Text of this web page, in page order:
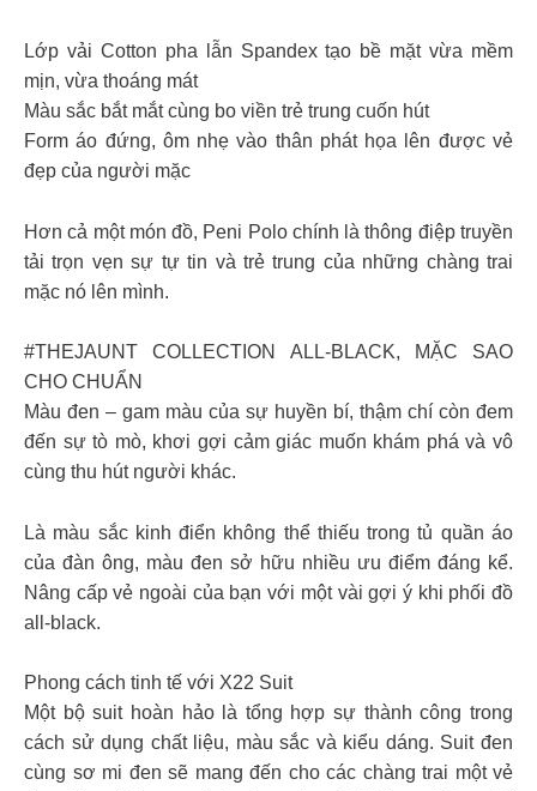
Lớp vải Cotton pha lẫn Spandex tạo bề mặt vừa mềm
mịn, vừa thoáng mát
Màu sắc bắt mắt cùng bo viền trẻ trung cuốn hút
Form áo đứng, ôm nhẹ vào thân phát họa lên được vẻ
đẹp của người mặc
Hơn cả một món đồ, Peni Polo chính là thông điệp truyền
tải trọn vẹn sự tự tin và trẻ trung của những chàng trai
mặc nó lên mình.
#THEJAUNT COLLECTION ALL-BLACK, MẶC SAO
CHO CHUẨN
Màu đen – gam màu của sự huyền bí, thậm chí còn đem
đến sự tò mò, khơi gợi cảm giác muốn khám phá và vô
cùng thu hút người khác.
Là màu sắc kinh điển không thể thiếu trong tủ quần áo
của đàn ông, màu đen sở hữu nhiều ưu điểm đáng kể.
Nâng cấp vẻ ngoài của bạn với một vài gợi ý khi phối đồ
all-black.
Phong cách tinh tế với X22 Suit
Một bộ suit hoàn hảo là tổng hợp sự thành công trong
cách sử dụng chất liệu, màu sắc và kiểu dáng. Suit đen
cùng sơ mi đen sẽ mang đến cho các chàng trai một vẻ